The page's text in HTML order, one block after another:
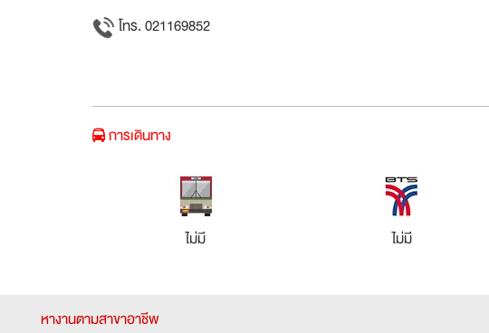
โทร. 021169852
การเดินทาง
ไม่มี ไม่มี
หางานตามสาขาอาชีพ